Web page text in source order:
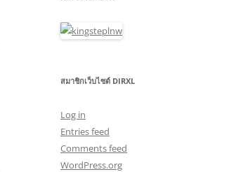
สมาชิกเว็บไซต์ DIRXL
Log in
Entries feed
Comments feed
WordPress.org